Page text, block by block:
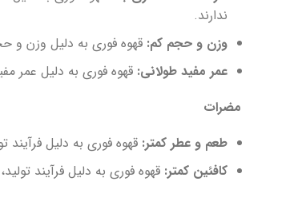
ندارند.
وزن و حجم کم: قهوه فوری به دلیل وزن و
عمر مفید طولانی: قهوه فوری به دلیل عمر
مضرات
طعم و عطر کمتر: قهوه فوری به دلیل
کافئین کمتر: قهوه فوری به دلیل فرآیند